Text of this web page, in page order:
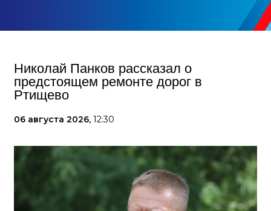
Николай Панков рассказал о
предстоящем ремонте дорог в
Ртищево
06 августа 2026, 12:30